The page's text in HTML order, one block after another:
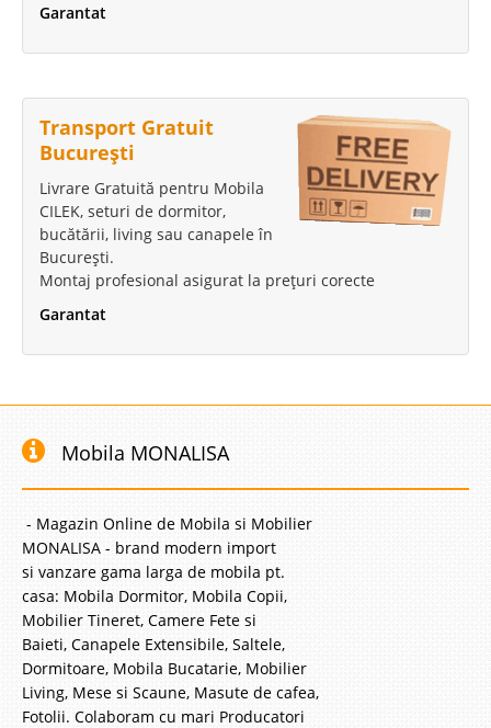
5.449 Lei
Pret Redus 4.599 Lei
Stoc Epuizat - Indisponibil
Adauga la Favorite
-8%
Mobila Camera Fete Jasmine
Mobila Camera pt Fete Jasmine Unul din cele mai apreciate seturi
unele inbunatatiri modelului incercand sa-i satisfacem si pe cei mai
3.259 Lei
Pret Redus2.999 Lei
Stoc Epuizat - Indisponibil
Adauga la Favorite
Garantat
Transport Gratuit
București
Livrare Gratuită pentru Mobila
CILEK, seturi de dormitor,
bucătării, living sau canapele în
București.
Montaj profesional asigurat la prețuri corecte
Garantat
Mobila MONALISA
- Magazin Online de Mobila si Mobilier
MONALISA - brand modern import
si vanzare gama larga de mobila pt.
casa: Mobila Dormitor, Mobila Copii,
Mobilier Tineret, Camere Fete si
Baieti, Canapele Extensibile, Saltele,
Dormitoare, Mobila Bucatarie, Mobilier
Living, Mese si Scaune, Masute de cafea,
Fotolii. Colaboram cu mari Producatori